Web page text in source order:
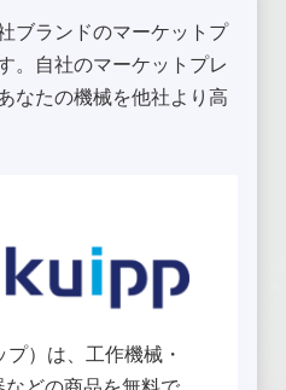
ブランドのマーケットプ
。自社のマーケットプレ
なたの機械を他社より高
）は、工作機械・